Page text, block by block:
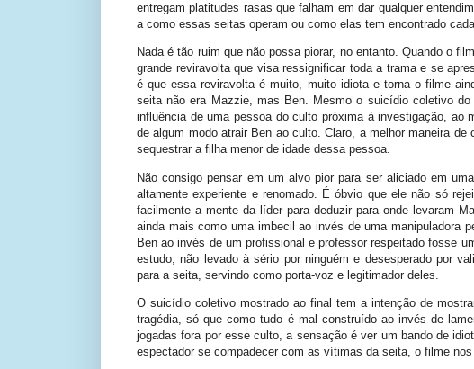
entregam platitudes rasas que falham em dar qualquer
a como essas seitas operam ou como elas tem encontrado
Nada é tão ruim que não possa piorar, no entanto. Quando o
grande reviravolta que visa ressignificar toda a trama e se
é que essa reviravolta é muito, muito idiota e torna o filme
seita não era Mazzie, mas Ben. Mesmo o suicídio coletivo
influência de uma pessoa do culto próxima à investigação, ao
de algum modo atrair Ben ao culto. Claro, a melhor maneira
sequestrar a filha menor de idade dessa pessoa.
Não consigo pensar em um alvo pior para ser aliciado em
altamente experiente e renomado. É óbvio que ele não só
facilmente a mente da líder para deduzir para onde levaram
ainda mais como uma imbecil ao invés de uma manipuladora
Ben ao invés de um profissional e professor respeitado fosse
estudo, não levado à sério por ninguém e desesperado por
para a seita, servindo como porta-voz e legitimador deles.
O suicídio coletivo mostrado ao final tem a intenção de
tragédia, só que como tudo é mal construído ao invés de
jogadas fora por esse culto, a sensação é ver um bando de
espectador se compadecer com as vítimas da seita, o filme nos